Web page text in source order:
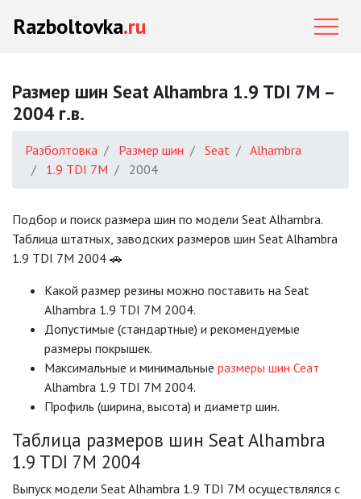
Razboltovka.ru
Размер шин Seat Alhambra 1.9 TDI 7M –
2004 г.в.
Разболтовка Размер шин Seat
Alhambra
1.9 TDI 7M
2004
Подбор и поиск размера шин по модели Seat Alhambra.
Таблица штатных, заводских размеров шин Seat Alhambra
1.9 TDI 7M 2004 🚗
Какой размер резины можно поставить на Seat
Alhambra 1.9 TDI 7M 2004.
Допустимые (стандартные) и рекомендуемые
размеры покрышек.
Mаксимальные и минимальные размеры шин Сеат
Alhambra 1.9 TDI 7M 2004.
Профиль (ширина, высота) и диаметр шин.
Таблица размеров шин Seat Alhambra
1.9 TDI 7M 2004
Выпуск модели Seat Alhambra 1.9 TDI 7M осуществлялся с